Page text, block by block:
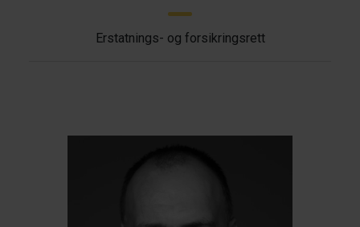
Erstatnings- og forsikringsrett